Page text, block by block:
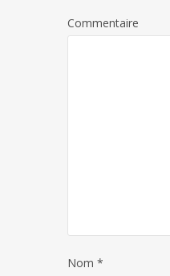
Commentaire
Nom *